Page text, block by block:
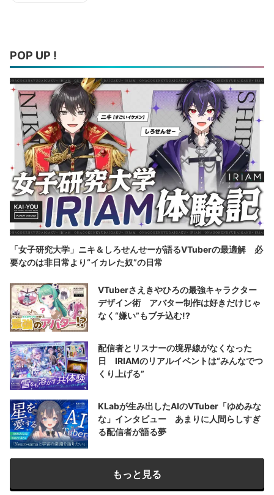
POP UP !
「女子研究大学」ニキ＆しろせんせーが語るVTuberの最適解 必
要なのは非日常より“イカレた奴”の日常
VTuberさえきやひろの最強キャラクター
デザイン術 アバター制作は好きだけじゃ
なく“嫌い”もブチ込む!?
配信者とリスナーの境界線がなくなった
日 IRIAMのリアルイベントは“みんなでつ
くり上げる”
KLabが生み出したAIのVTuber「ゆめみな
な」インタビュー あまりに人間らしすぎ
る配信者が語る夢
もっと見る